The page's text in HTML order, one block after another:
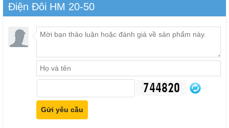
Điện Đôi HM 20-50